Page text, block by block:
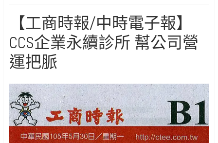
【工商時報/中時電子報】
CCS企業永續診所 幫公司營
運把脈